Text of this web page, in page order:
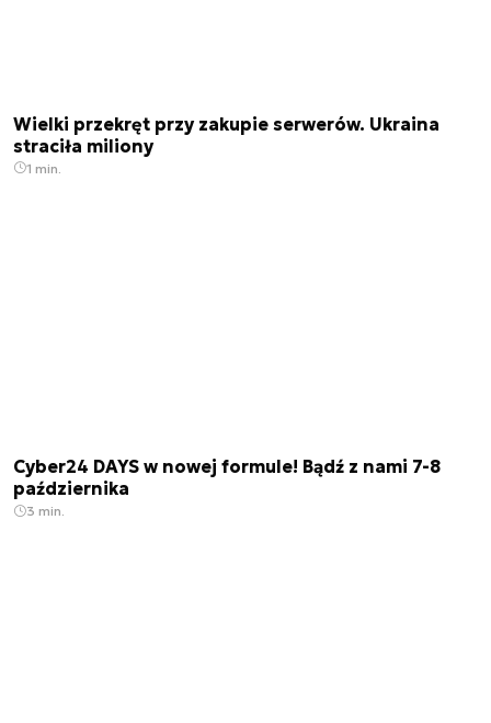
Wielki przekręt przy zakupie serwerów. Ukraina
straciła miliony
1 min.
Cyber24 DAYS w nowej formule! Bądź z nami 7-8
października
3 min.